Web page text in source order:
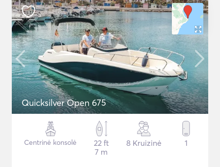
Quicksilver Open 675
Centrinė konsolė
22 ft
7 m
8 Kruizinė 1